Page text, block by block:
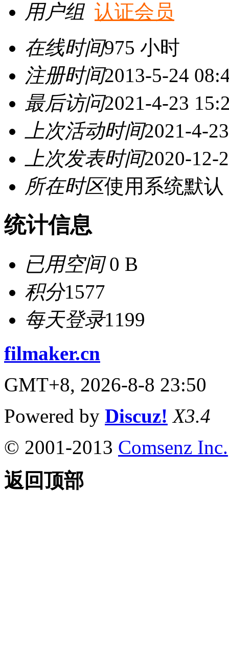
用户组 认证会员
在线时间975 小时
注册时间2013-5-24
最后访问2021-4-23
上次活动时间2021-4-
上次发表时间2020-12-
所在时区使用系统默认
统计信息
已用空间0 B
积分1577
每天登录1199
filmaker.cn
GMT+8, 2026-8-8 23:50
Powered by Discuz! X3.4
© 2001-2013 Comsenz Inc.
返回顶部